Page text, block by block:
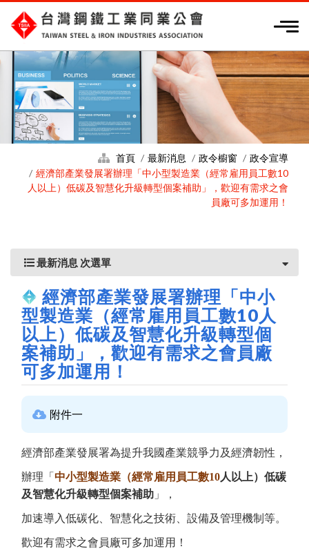
首頁 最新消息 政令櫥窗
政令宣導
經濟部產業發展署辦理「中小型製造業（經常雇用員工數10
人以上）低碳及智慧化升級轉型個案補助」，歡迎有需求之會
員廠可多加運用！
最新消息 次選單
經濟部產業發展署辦理「中小
型製造業（經常雇用員工數10人
以上）低碳及智慧化升級轉型個
案補助」，歡迎有需求之會員廠
可多加運用！
附件一
經濟部產業發展署為提升我國產業競爭力及經濟韌性，
辦理「 中小型製造業（經常雇用員工數10人以上）低碳
及智慧化升級轉型個案補助 」，
加速導入低碳化、智慧化之技術、設備及管理機制等。
歡迎有需求之會員廠可多加運用！